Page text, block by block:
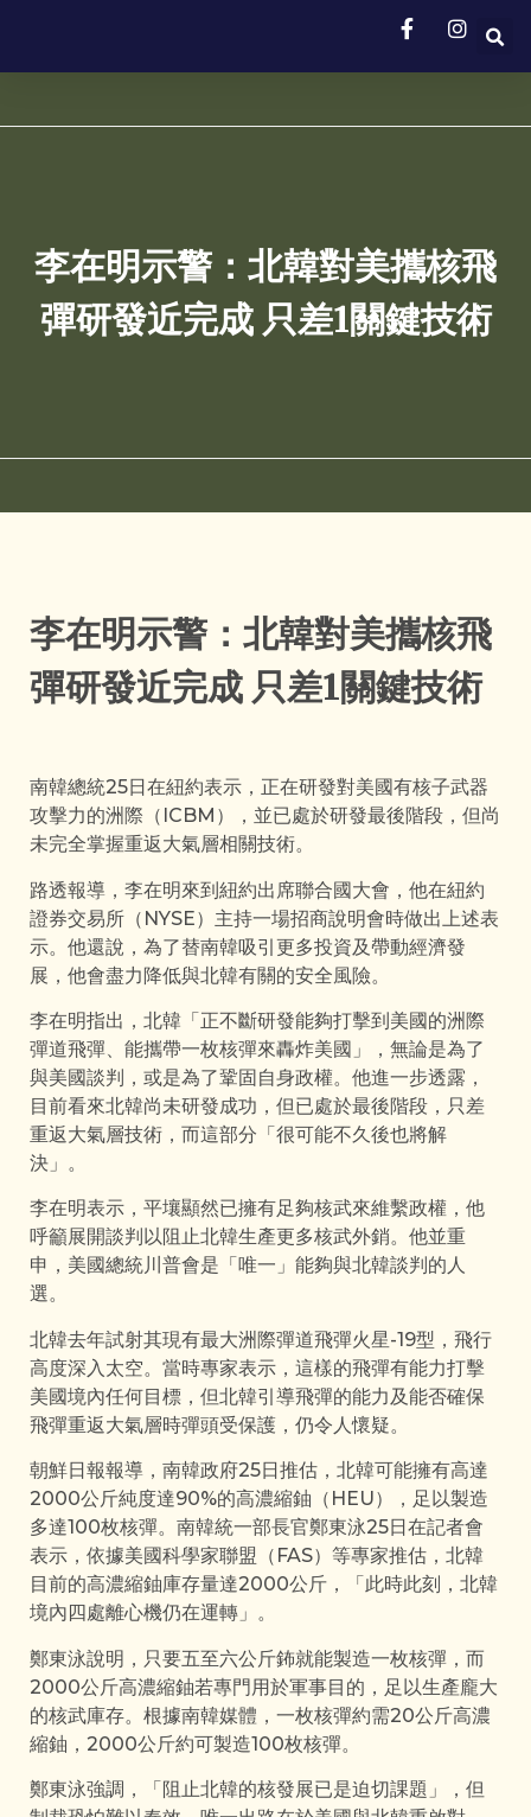
李在明示警：北韓對美攜核飛
彈研發近完成 只差1關鍵技術
李在明示警：北韓對美攜核飛
彈研發近完成 只差1關鍵技術
南韓總統25日在紐約表示，正在研發對美國有核子武器
攻擊力的洲際（ICBM），並已處於研發最後階段，但尚
未完全掌握重返大氣層相關技術。
路透報導，李在明來到紐約出席聯合國大會，他在紐約
證券交易所（NYSE）主持一場招商說明會時做出上述表
示。他還說，為了替南韓吸引更多投資及帶動經濟發
展，他會盡力降低與北韓有關的安全風險。
李在明指出，北韓「正不斷研發能夠打擊到美國的洲際
彈道飛彈、能攜帶一枚核彈來轟炸美國」，無論是為了
與美國談判，或是為了鞏固自身政權。他進一步透露，
目前看來北韓尚未研發成功，但已處於最後階段，只差
重返大氣層技術，而這部分「很可能不久後也將解
決」。
李在明表示，平壤顯然已擁有足夠核武來維繫政權，他
呼籲展開談判以阻止北韓生產更多核武外銷。他並重
申，美國總統川普會是「唯一」能夠與北韓談判的人
選。
北韓去年試射其現有最大洲際彈道飛彈火星-19型，飛行
高度深入太空。當時專家表示，這樣的飛彈有能力打擊
美國境內任何目標，但北韓引導飛彈的能力及能否確保
飛彈重返大氣層時彈頭受保護，仍令人懷疑。
朝鮮日報報導，南韓政府25日推估，北韓可能擁有高達
2000公斤純度達90%的高濃縮鈾（HEU），足以製造
多達100枚核彈。南韓統一部長官鄭東泳25日在記者會
表示，依據美國科學家聯盟（FAS）等專家推估，北韓
目前的高濃縮鈾庫存量達2000公斤，「此時此刻，北韓
境內四處離心機仍在運轉」。
鄭東泳說明，只要五至六公斤鈽就能製造一枚核彈，而
2000公斤高濃縮鈾若專門用於軍事目的，足以生產龐大
的核武庫存。根據南韓媒體，一枚核彈約需20公斤高濃
縮鈾，2000公斤約可製造100枚核彈。
鄭東泳強調，「阻止北韓的核發展已是迫切課題」，但